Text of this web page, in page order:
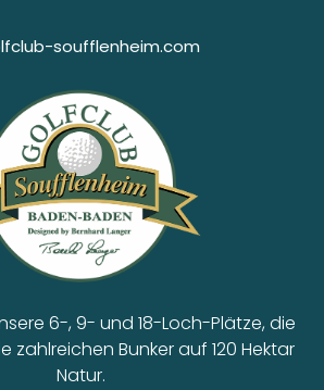
soufflenheim.com
6-, 9- und 18-Loch-Plätze, die
zahlreichen Bunker auf 120 Hektar
Natur.